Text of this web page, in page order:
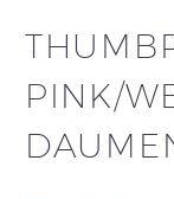
PINK/